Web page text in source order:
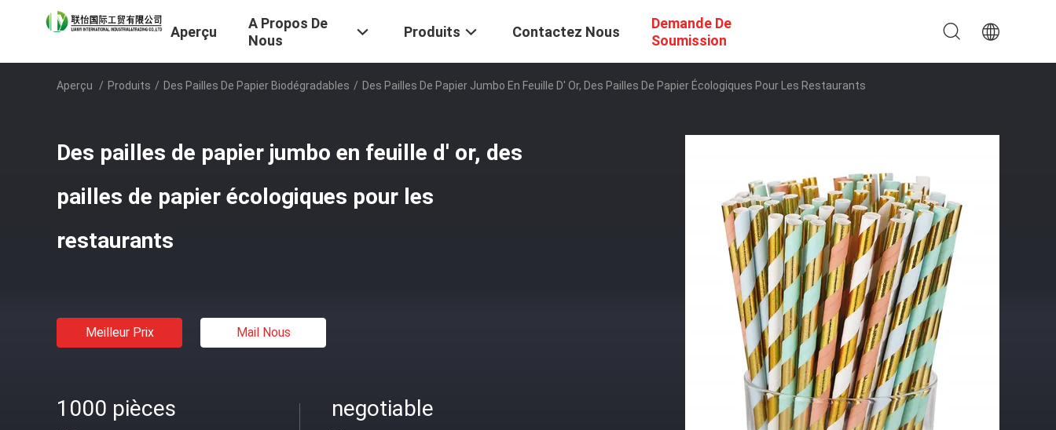
Aperçu
A Propos De
Nous
Produits Contactez Nous
Demande De
Soumission
Aperçu / Produits / Des Pailles De Papier Biodégradables / Des Pailles De Papier Jumbo En Feuille D' Or, Des Pailles De Papier Écologiques Pour Les Restaurants
Des pailles de papier jumbo en feuille d' or, des
pailles de papier écologiques pour les
restaurants
Meilleur Prix Mail Nous
1000 pièces negotiable